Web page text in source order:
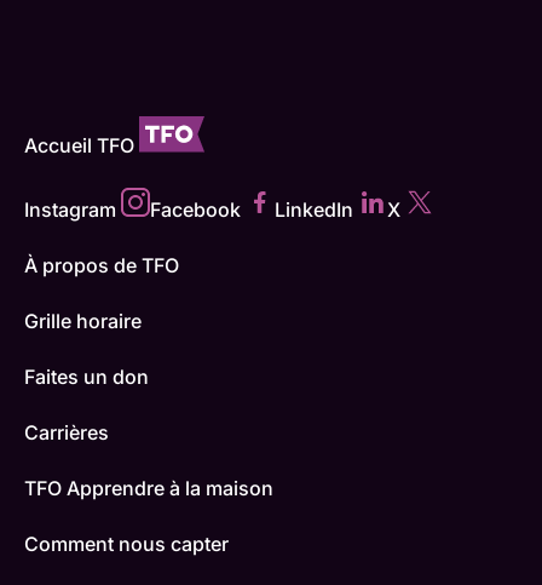
Accueil TFO
Instagram Facebook LinkedIn X
À propos de TFO
Grille horaire
Faites un don
Carrières
TFO Apprendre à la maison
Comment nous capter